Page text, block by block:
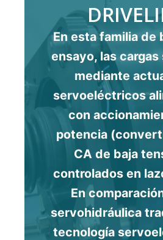
En esta familia de
ensayo, las cargas
mediante
servoeléctricos
con
potencia
CA de baja
controlados en
En
servohidráulica
tecnología